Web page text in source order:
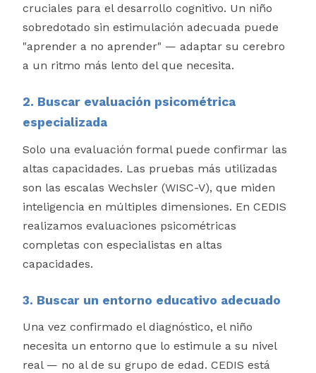
cruciales para el desarrollo cognitivo. Un niño
sobredotado sin estimulación adecuada puede
"aprender a no aprender" — adaptar su cerebro
a un ritmo más lento del que necesita.
2. Buscar evaluación psicométrica
especializada
Solo una evaluación formal puede confirmar las
altas capacidades. Las pruebas más utilizadas
son las escalas Wechsler (WISC-V), que miden
inteligencia en múltiples dimensiones. En CEDIS
realizamos evaluaciones psicométricas
completas con especialistas en altas
capacidades.
3. Buscar un entorno educativo adecuado
Una vez confirmado el diagnóstico, el niño
necesita un entorno que lo estimule a su nivel
real — no al de su grupo de edad. CEDIS está